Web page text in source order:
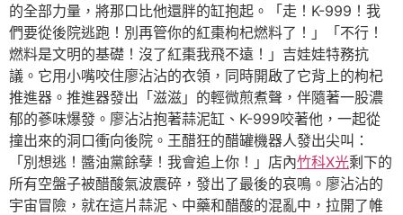
的全部力量，將那口比他還胖的缸抱起。「走！K-999！我
們要從後院逃跑！別再管你的紅棗枸杞燃料了！」「不行！
燃料是文明的基礎！沒了紅棗我飛不遠！」吉娃娃特務抗
議。它用小嘴咬住廖沾沾的衣領，同時開啟了它背上的枸杞
推進器。推進器發出「滋滋」的輕微煎煮聲，伴隨著一股濃
郁的蔘味爆發。廖沾沾抱著蒜泥缸、K-999咬著他，一起從
撞出來的洞口衝向後院。王醋狂的醋罐機器人發出尖叫：
「別想逃！醬油黨餘孽！我會追上你！」店內竹科X光剩下的
所有空盤子被醋酸氣波震碎，發出了最後的哀鳴。廖沾沾的
宇宙冒險，就在這片蒜泥、中藥和醋酸的混亂中，拉開了帷